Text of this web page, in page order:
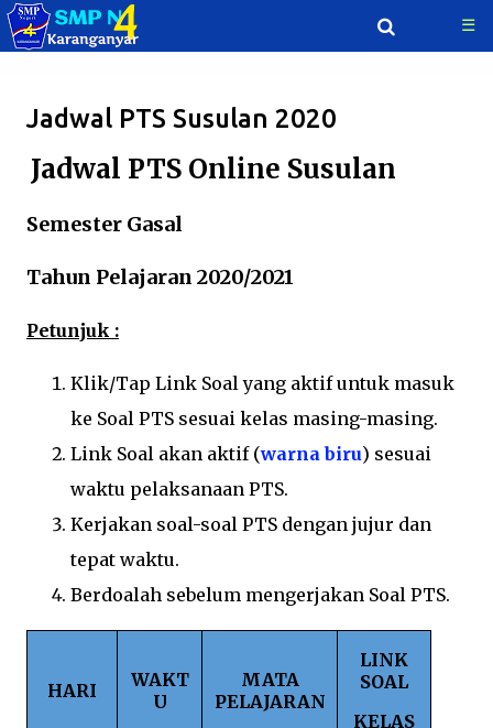
☰
Jadwal PTS Susulan 2020
Jadwal PTS Online Susulan
Semester Gasal
Tahun Pelajaran 2020/2021
Petunjuk :
Klik/Tap Link Soal yang aktif untuk masuk
ke Soal PTS sesuai kelas masing-masing.
Link Soal akan aktif (warna biru) sesuai
waktu pelaksanaan PTS.
Kerjakan soal-soal PTS dengan jujur dan
tepat waktu.
Berdoalah sebelum mengerjakan Soal PTS.
HARI
WAKT
U
MATA
PELAJARAN
LINK
SOAL
KELAS